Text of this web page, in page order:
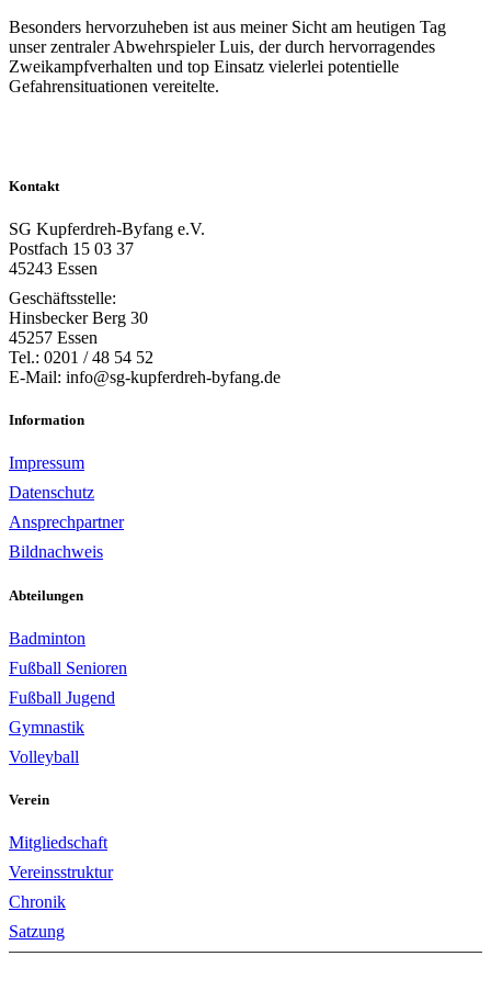
Besonders hervorzuheben ist aus meiner Sicht am heutigen Tag
unser zentraler Abwehrspieler Luis, der durch hervorragendes
Zweikampfverhalten und top Einsatz vielerlei potentielle
Gefahrensituationen vereitelte.
Kontakt
SG Kupferdreh-Byfang e.V.
Postfach 15 03 37
45243 Essen
Geschäftsstelle:
Hinsbecker Berg 30
45257 Essen
Tel.: 0201 / 48 54 52
E-Mail: info@sg-kupferdreh-byfang.de
Information
Impressum
Datenschutz
Ansprechpartner
Bildnachweis
Abteilungen
Badminton
Fußball Senioren
Fußball Jugend
Gymnastik
Volleyball
Verein
Mitgliedschaft
Vereinsstruktur
Chronik
Satzung